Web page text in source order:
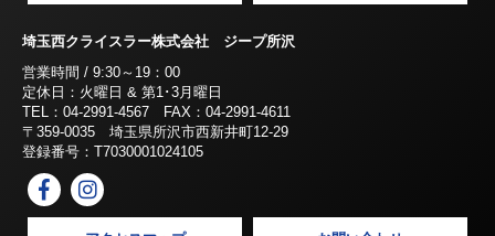
埼玉西クライスラー株式会社 ジープ所沢
営業時間 / 9:30～19：00
定休日：火曜日 & 第1･3月曜日
TEL：04-2991-4567 FAX：04-2991-4611
〒359-0035 埼玉県所沢市西新井町12-29
登録番号：T7030001024105